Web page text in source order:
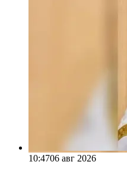
10:4706 авг 2026